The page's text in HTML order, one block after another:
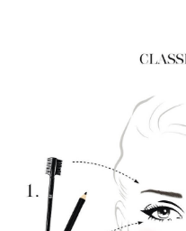
妊娠/出産/家族
ココロ/カラダ
グルメ